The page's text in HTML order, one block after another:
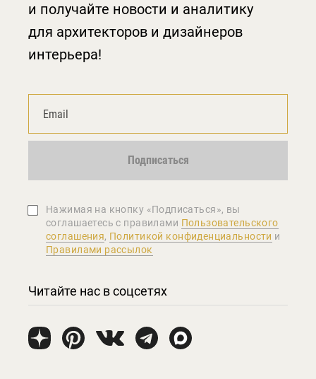
и получайте новости и аналитику
для архитекторов и дизайнеров
интерьера!
Подписаться
Нажимая на кнопку «Подписаться», вы
соглашаетеcь с правилами Пользовательского
соглашения, Политикой конфиденциальности и
Правилами рассылок
Читайте нас в соцсетях